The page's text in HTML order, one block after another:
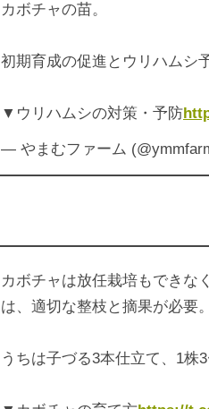
カボチャの苗。
初期育成の促進とウリハムシ
▼ウリハムシの対策・予防
— やまむファーム
カボチャは放任栽培もできな
は、適切な整枝と摘果が必要。
うちは子づる3本仕立て、1株